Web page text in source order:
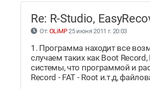
Re: R-Studio,
От: OLiMP25 июня 2011 г. 20:03
1. Программа находит все
случаем таких как Boot
системы, что программой и
Record - FAT - Root и.т.д,